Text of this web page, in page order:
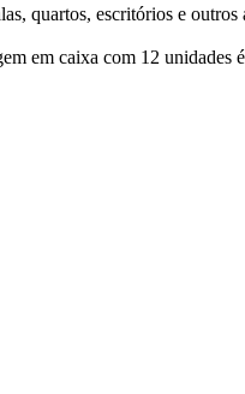
quartos, escritórios e outros
em caixa com 12 unidades